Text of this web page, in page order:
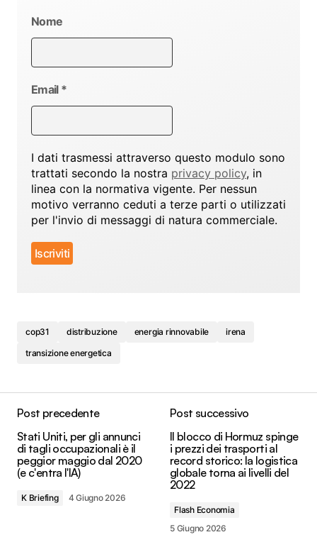
Nome
Email *
I dati trasmessi attraverso questo modulo sono
trattati secondo la nostra privacy policy, in
linea con la normativa vigente. Per nessun
motivo verranno ceduti a terze parti o utilizzati
per l'invio di messaggi di natura commerciale.
cop31 distribuzione energia rinnovabile
irena
transizione energetica
Post precedente
Stati Uniti, per gli annunci
di tagli occupazionali è il
peggior maggio dal 2020
(e c'entra l'IA)
K Briefing 4 Giugno 2026
Post successivo
Il blocco di Hormuz spinge
i prezzi dei trasporti al
record storico: la logistica
globale torna ai livelli del
2022
Flash Economia
5 Giugno 2026